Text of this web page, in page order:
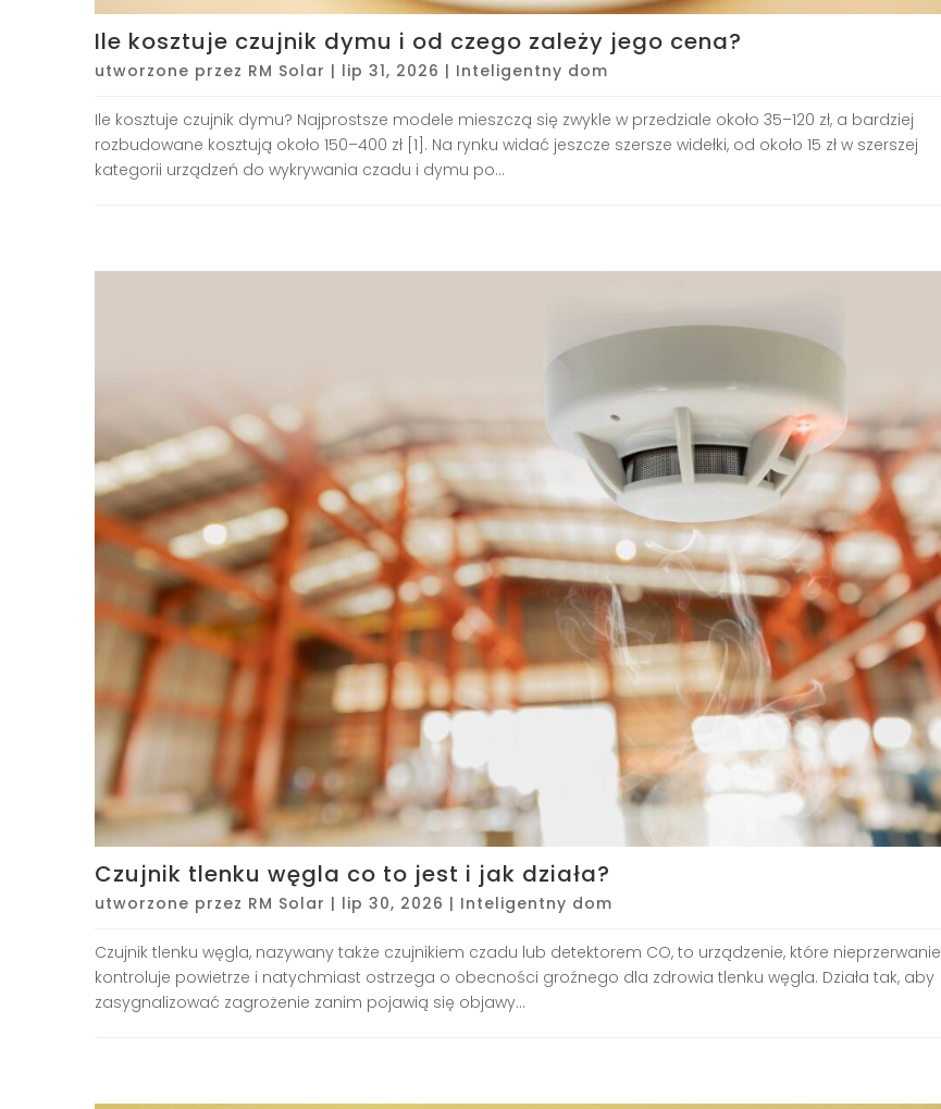
Ile kosztuje czujnik dymu i od czego zależy jego cena?
utworzone przez RM Solar | lip 31, 2026 | Inteligentny dom
Ile kosztuje czujnik dymu? Najprostsze modele mieszczą się zwykle w przedziale około 35–120 zł, a bardziej
rozbudowane kosztują około 150–400 zł [1]. Na rynku widać jeszcze szersze widełki, od około 15 zł w szerszej
kategorii urządzeń do wykrywania czadu i dymu po...
Czujnik tlenku węgla co to jest i jak działa?
utworzone przez RM Solar | lip 30, 2026 | Inteligentny dom
Czujnik tlenku węgla, nazywany także czujnikiem czadu lub detektorem CO, to urządzenie, które nieprzerwanie
kontroluje powietrze i natychmiast ostrzega o obecności groźnego dla zdrowia tlenku węgla. Działa tak, aby
zasygnalizować zagrożenie zanim pojawią się objawy...